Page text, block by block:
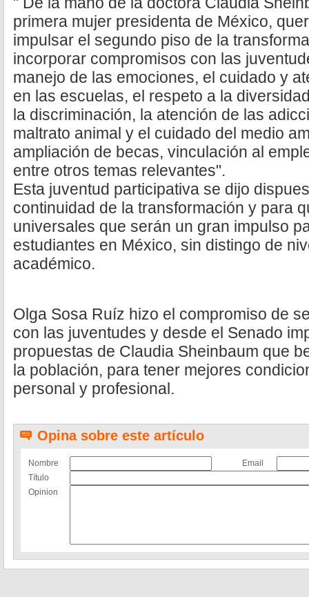
primera mujer presidenta de México,
impulsar el segundo piso de la
incorporar compromisos con las
manejo de las emociones, el cuidado y
en las escuelas, el respeto a la
la discriminación, la atención de las
maltrato animal y el cuidado del medio
ampliación de becas, vinculación al
entre otros temas relevantes".
Esta juventud participativa se dijo
continuidad de la transformación y para
universales que serán un gran impulso
estudiantes en México, sin distingo de
académico.
Olga Sosa Ruíz hizo el compromiso de
con las juventudes y desde el Senado
propuestas de Claudia Sheinbaum que
la población, para tener mejores
personal y profesional.
Opina sobre este artículo
Nombre
Email
Título
Opinion